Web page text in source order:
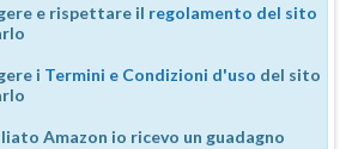
e rispettare il regolamento del sito
i Termini e Condizioni d'uso del sito
Amazon io ricevo un guadagno